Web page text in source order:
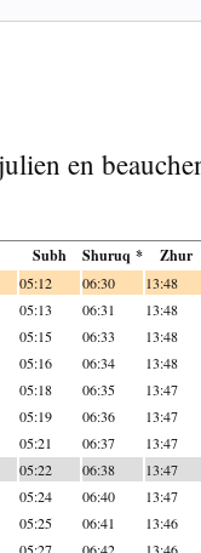
en
Subh Shuruq * Zhur
05:12 06:30 13:48
05:13 06:31 13:48
05:15 06:33 13:48
05:16 06:34 13:48
05:18 06:35 13:47
05:19 06:36 13:47
05:21 06:37 13:47
05:22 06:38 13:47
05:24 06:40 13:47
05:25 06:41 13:46